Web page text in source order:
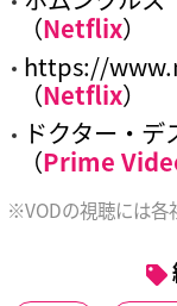
（Netflix）
https://
（Netflix）
ドクター・デ
（Prime
※VODの視聴には各